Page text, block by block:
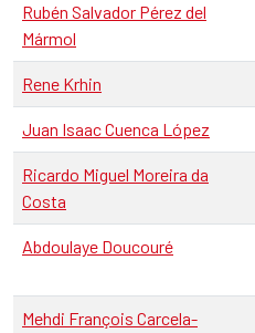
Rubén Salvador Pérez del
Mármol
Rene Krhin
Juan Isaac Cuenca López
Ricardo Miguel Moreira da
Costa
Abdoulaye Doucouré
Mehdi François Carcela-